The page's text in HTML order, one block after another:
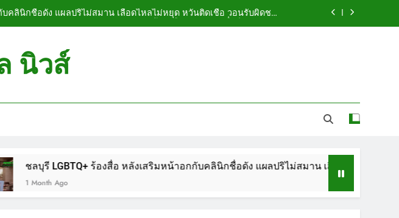
บคลินิกชื่อดัง แผลปริไม่สมาน เลือดไหลไม่หยุด หวั่นติดเชื้อ วอนรับผิดชอบ
มดวาระ! สภาเมืองพัทยา ผ่านงบ 5.7 ล้าน ปรับ ห้องประชุม–ห้องผู้บริหาร
บคลินิกชื่อดัง แผลปริไม่สมาน เลือดไหลไม่หยุด หวั่นติดเชื้อ วอนรับผิดชอบ
หมดวาระ! สภาเมืองพัทยา ผ่านงบ 5.7 ล้าน ปรับ ห้องประชุม–ห้องผู้บริหาร
นิวส์
ร้องสื่อ หลังเสริมหน้าอกกับคลินิกชื่อดัง แผลปริไม่สมาน เลือดไหลไม่หยุด หวั่นติดเชื้อ